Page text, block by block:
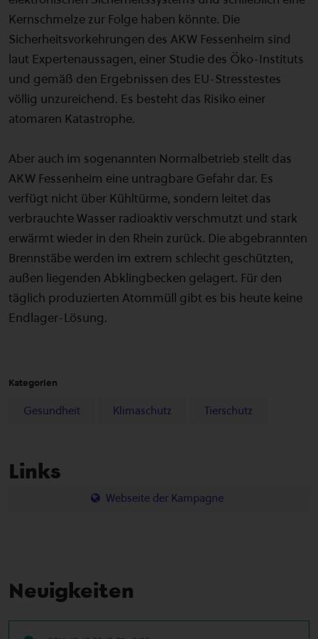
Kernschmelze zur Folge haben könnte. Die
Sicherheitsvorkehrungen des AKW Fessenheim sind
laut Expertenaussagen, einer Studie des Öko-Instituts
und gemäß den Ergebnissen des EU-Stresstestes
völlig unzureichend. Es besteht das Risiko einer
atomaren Katastrophe.
Aber auch im sogenannten Normalbetrieb stellt das
AKW Fessenheim eine untragbare Gefahr dar. Es
verfügt nicht über Kühltürme, sondern leitet das
verbrauchte Wasser radioaktiv verschmutzt und stark
erwärmt wieder in den Rhein zurück. Die abgebrannten
Brennstäbe werden im extrem schlecht geschützten,
außen liegenden Abklingbecken gelagert. Für den
täglich produzierten Atommüll gibt es bis heute keine
Endlager-Lösung.
Kategorien
Gesundheit Klimaschutz Tierschutz
Links
Webseite der Kampagne
Neuigkeiten